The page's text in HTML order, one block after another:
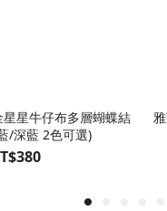
星牛仔布多層蝴蝶結
/深藍 2色可選)